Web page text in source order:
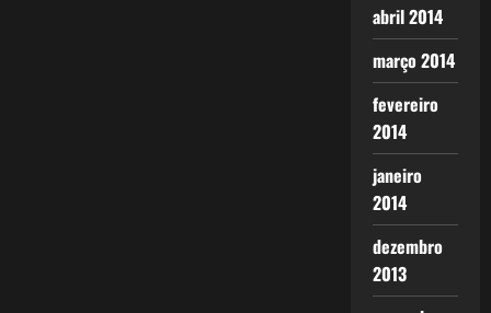
abril 2014
março 2014
fevereiro
2014
janeiro
2014
dezembro
2013